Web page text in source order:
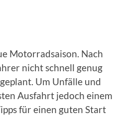
Motorradsaison. Nach
nicht schnell genug
Um Unfälle und
Ausfahrt jedoch einem
für einen guten Start